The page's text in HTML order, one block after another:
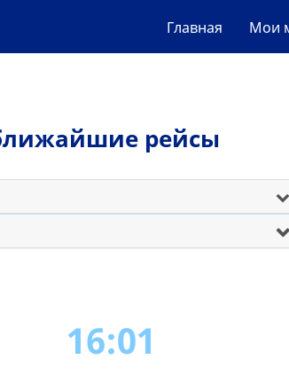
Главная Мои
рейсы
16:01